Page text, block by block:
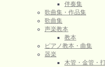
伴奏集
歌曲集・作品集
歌曲集
声楽教本
教本
ピアノ教本・曲集
器楽
木管・金管・